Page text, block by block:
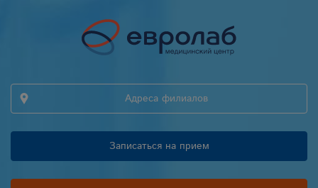
Адреса филиалов
Записаться на прием